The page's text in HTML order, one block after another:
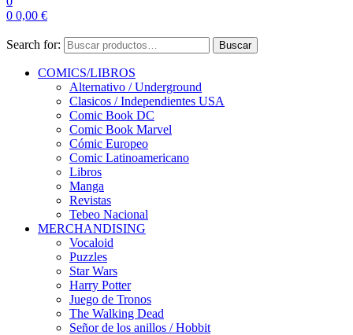
0 0,00 €
Search for: Buscar
COMICS/LIBROS
Alternativo / Underground
Clasicos / Independientes USA
Comic Book DC
Comic Book Marvel
Cómic Europeo
Comic Latinoamericano
Libros
Manga
Revistas
Tebeo Nacional
MERCHANDISING
Vocaloid
Puzzles
Star Wars
Harry Potter
Juego de Tronos
The Walking Dead
Señor de los anillos / Hobbit